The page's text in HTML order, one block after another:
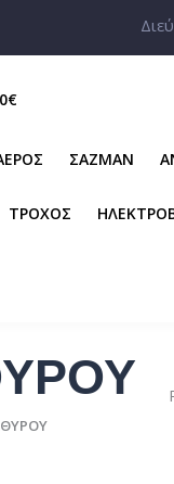
ΣΑΖΜΑΝ
ΤΡΟΧΟΣ